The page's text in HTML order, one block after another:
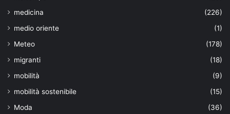
medicina
(226)
medio oriente
(1)
Meteo
(178)
migranti
(18)
mobilità
(9)
mobilità sostenibile
(15)
Moda
(36)